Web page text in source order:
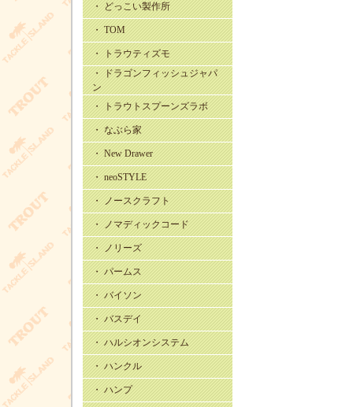
・ どっこい製作所
・ TOM
・ トラウティズモ
・ ドラゴンフィッシュジャパ
ン
・ トラウトスプーンズラボ
・ なぶら家
・ New Drawer
・ neoSTYLE
・ ノースクラフト
・ ノマディックコード
・ ノリーズ
・ パームス
・ バイソン
・ バスデイ
・ ハルシオンシステム
・ ハンクル
・ ハンプ